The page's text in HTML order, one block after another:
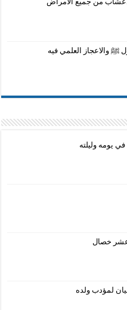
ﷺ والاعجاز العلمي فيه
يومه وليلته
خصال
لمؤدب ولده